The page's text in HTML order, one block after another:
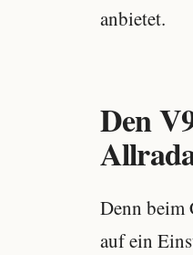
anbietet.
Den
Denn beim
auf ein